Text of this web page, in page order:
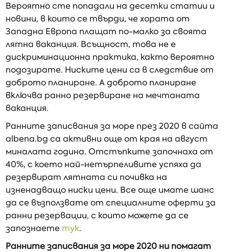
Вероятно сте попадали на десетки статии и
новини, в които се твърди, че хората от
Западна Европа плащат по-малко за своята
лятна ваканция. Всъщност, това не е
дискриминационна практика, както вероятно
подозирате. Ниските цени са в следствие от
доброто планиране. А доброто планиране
включва ранно резервиране на мечтаната
ваканция.
Ранните записвания за море през 2020 в сайта
albena.bg са активни още от края на август
миналата година. Отстъпките започнаха от
40%, с което най-нетърпеливите успяха да
резервират лятната си почивка на
изненадващо ниски цени. Все още имате шанс
да се възползвате от специалните оферти за
ранни резервации, с които можете да се
запознаете тук.
Ранните записвания за море 2020 ни помагат